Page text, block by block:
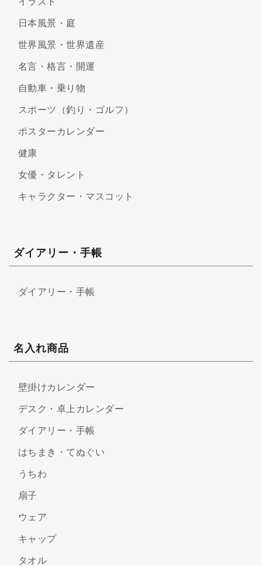
日本風景・庭
世界風景・世界遺産
名言・格言・開運
自動車・乗り物
スポーツ（釣り・ゴルフ）
ポスターカレンダー
健康
女優・タレント
キャラクター・マスコット
ダイアリー・手帳
ダイアリー・手帳
名入れ商品
壁掛けカレンダー
デスク・卓上カレンダー
ダイアリー・手帳
はちまき・てぬぐい
うちわ
扇子
ウェア
キャップ
タオル